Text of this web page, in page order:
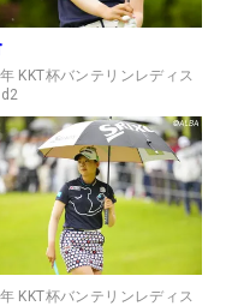
KKT杯バンテリンレディス
KKT杯バンテリンレディス